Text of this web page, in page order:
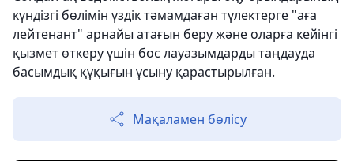
күндізгі бөлімін үздік тәмамдаған түлектерге "аға
лейтенант" арнайы атағын беру және оларға кейінгі
қызмет өткеру үшін бос лауазымдарды таңдауда
басымдық құқығын ұсыну қарастырылған.
Мақаламен бөлісу